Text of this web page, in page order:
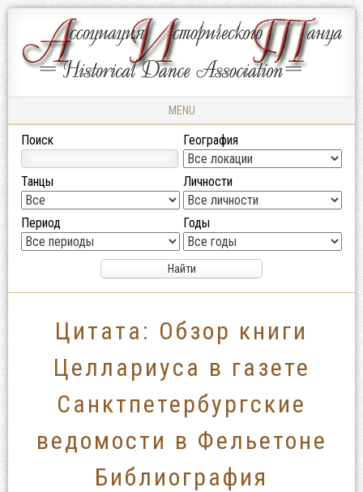
АССОЦИАЦИЯ
ИСТОРИЧЕСКОГО
Ассоциация
Исторического
Танца
MENU
Skip to content
Поиск География
Танцы Личности
Период Годы
Цитата: Обзор книги
Целлариуса в газете
Санктпетербургские
ведомости в Фельетоне
Библиография